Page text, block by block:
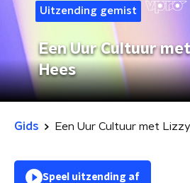
Uitzending gemist
Een Uur Cultuur
Hees
Gids Een Uur Cultuur met
Speel uitzending af